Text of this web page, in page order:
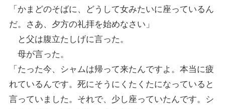
「かまどのそばに、どうして女みたいに座っているん
だ。さあ、夕方の礼拝を始めなさい」
と父は腹立たしげに言った。
母が言った。
「たった今、シャムは帰って来たんですよ。本当に疲
れているんです。死にそうにくたくたになっていると
言っていました。それで、少し座っていたんです。シ